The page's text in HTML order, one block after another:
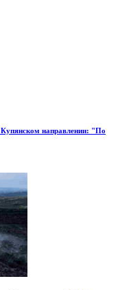
направлении: "По